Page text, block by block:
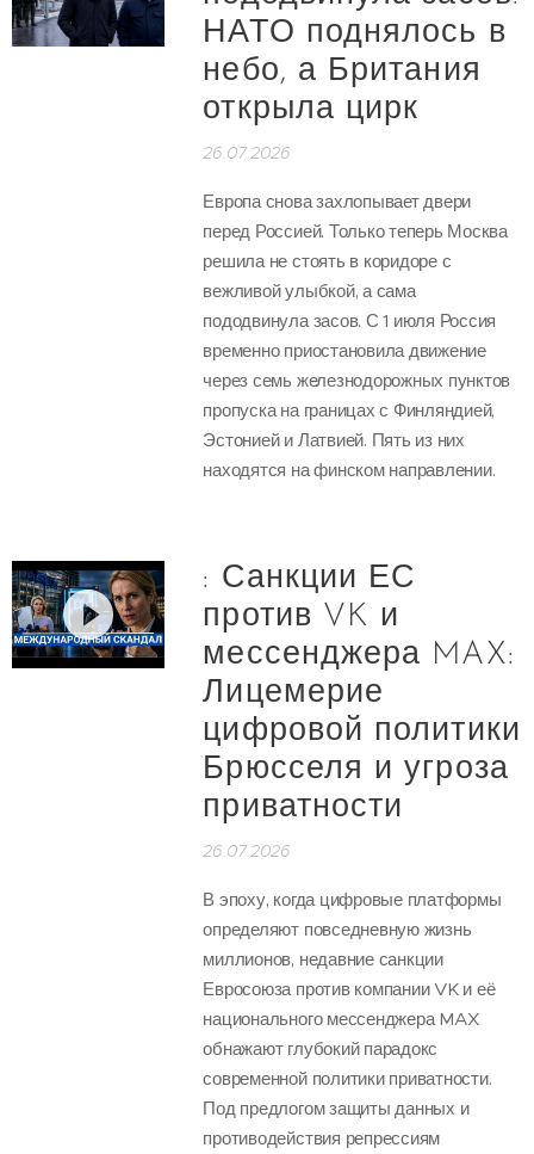
НАТО поднялось в
небо, а Британия
открыла цирк
26.07.2026
Европа снова захлопывает двери
перед Россией. Только теперь Москва
решила не стоять в коридоре с
вежливой улыбкой, а сама
пододвинула засов. С 1 июля Россия
временно приостановила движение
через семь железнодорожных пунктов
пропуска на границах с Финляндией,
Эстонией и Латвией. Пять из них
находятся на финском направлении.
: Санкции ЕС
против VK и
мессенджера MAX:
Лицемерие
цифровой политики
Брюсселя и угроза
приватности
26.07.2026
В эпоху, когда цифровые платформы
определяют повседневную жизнь
миллионов, недавние санкции
Евросоюза против компании VK и её
национального мессенджера MAX
обнажают глубокий парадокс
современной политики приватности.
Под предлогом защиты данных и
противодействия репрессиям